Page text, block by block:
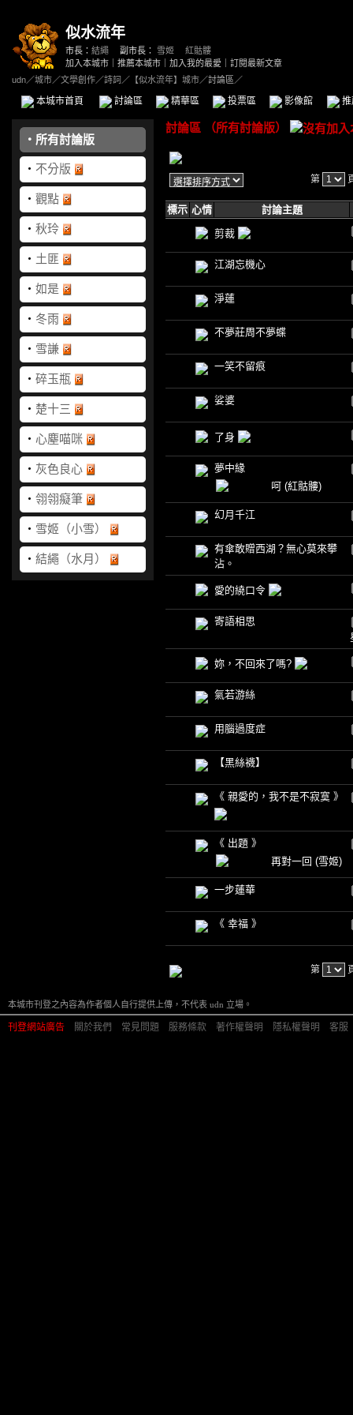
似水流年
市長： 結繩 副市長： 雪姬
紅骷髏
加入本城市
推薦本城市 加入我的最愛
訂閱最新文章
udn／城市／文學創作／詩詞 ／ 【似水流年】城市／討論區／
本城市首頁 討論區 精華區 投票區 影像館
‧ 所有討論版
‧ 不分版
‧ 觀點
‧ 秋玲
‧ 土匪
‧ 如是
‧ 冬雨
‧ 雪謙
‧ 碎玉瓶
‧ 楚十三
‧ 心塵喵咪
‧ 灰色良心
‧ 翎翎癡筆
‧ 雪姬（小雪）
‧ 結繩（水月）
討論區 （所有討論版）
第
標示 心情
討論主題
剪裁
江湖忘機心
淨蓮
不夢莊周不夢蝶
一笑不留痕
娑婆
了身
夢中緣
呵 (紅骷髏)
幻月千江
有傘敢贈西湖？無心莫來攀
沾。
愛的繞口令
寄語相思
妳，不回來了嗎?
氣若游絲
用腦過度症
【黑絲襪】
《 親愛的，我不是不寂寞 》
《 出題 》
再對一回 (雪姬)
一步蓮華
《 幸福 》
第
本城市刊登之內容為作者個人自行提供上傳，不代表 udn 立場。
刊登網站廣告 關於我們 常見問題 服務條款 著作權聲明 隱私權聲明 客服